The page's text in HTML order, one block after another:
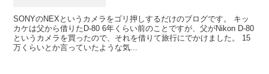
SONYのNEXというカメラをゴリ押しするだけのブログです。 キッ
カケは父から借りたD-80 6年くらい前のことですが、父がNikon D-80
というカメラを買ったので、それを借りて旅行にでかけました。 15
万くらいとか言っていたような気...